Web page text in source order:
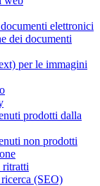
elettronici
dei documenti
per le immagini
prodotti dalla
non prodotti
ritratti
(SEO)